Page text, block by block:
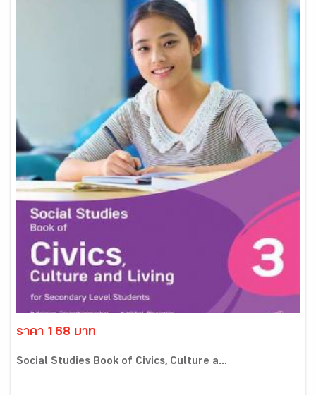
ราคา 168 บาท
Social Studies Book of Civics, Culture a...